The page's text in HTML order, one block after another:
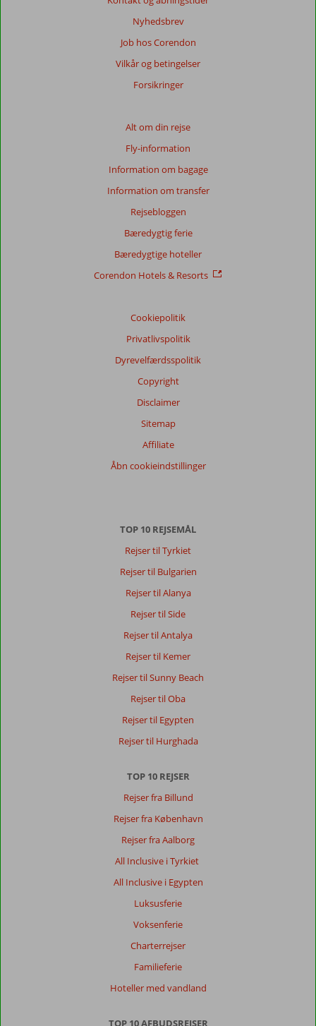
Nyhedsbrev
Job hos Corendon
Vilkår og betingelser
Forsikringer
Alt om din rejse
Fly-information
Information om bagage
Information om transfer
Rejsebloggen
Bæredygtig ferie
Bæredygtige hoteller
Corendon Hotels & Resorts
Cookiepolitik
Privatlivspolitik
Dyrevelfærdsspolitik
Copyright
Disclaimer
Sitemap
Affiliate
Åbn cookieindstillinger
TOP 10 REJSEMÅL
Rejser til Tyrkiet
Rejser til Bulgarien
Rejser til Alanya
Rejser til Side
Rejser til Antalya
Rejser til Kemer
Rejser til Sunny Beach
Rejser til Oba
Rejser til Egypten
Rejser til Hurghada
TOP 10 REJSER
Rejser fra Billund
Rejser fra København
Rejser fra Aalborg
All Inclusive i Tyrkiet
All Inclusive i Egypten
Luksusferie
Voksenferie
Charterrejser
Familieferie
Hoteller med vandland
TOP 10 AFBUDSREJSER